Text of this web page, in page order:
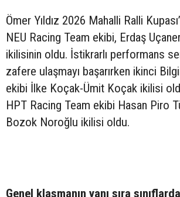
Ömer Yıldız 2026 Mahalli Ralli
NEU Racing Team ekibi, Erdaş
ikilisinin oldu. İstikrarlı performans
zafere ulaşmayı başarırken ikinci
ekibi İlke Koçak-Ümit Koçak ikilisi
HPT Racing Team ekibi Hasan Piro
Bozok Noroğlu ikilisi oldu.
Genel klasmanın yanı sıra